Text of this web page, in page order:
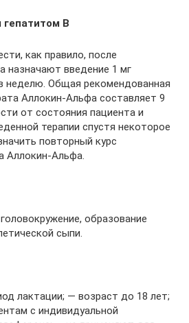
В
как правило, после
назначают введение 1 мг
неделю. Общая рекомендованная
Аллокин-Альфа составляет 9
от состояния пациента и
терапии спустя некоторое
повторный курс
Аллокин-Альфа.
образование
сыпи.
лактации; — возраст до 18 лет;
с индивидуальной